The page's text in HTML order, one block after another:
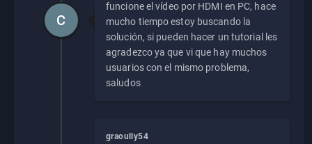
funcione el vídeo por HDMI en PC, hace
mucho tiempo estoy buscando la
solución, si pueden hacer un tutorial les
agradezco ya que vi que hay muchos
usuarios con el mismo problema,
saludos
C
graoully54